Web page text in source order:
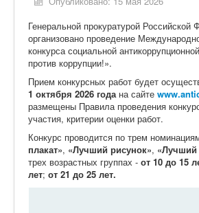
Генеральной прокуратурой Российской
организовано проведение
конкурса социальной
против коррупции!».
Прием конкурсных работ будет
1 октября 2026 годана сайте
размещены Правила проведения
участия, критерии оценки работ.
Конкурс проводится по трем
плакат», «Лучший рисунок», «Лучший
трех возрастных группах - от 10 до 15
лет; от 21 до 25 лет.